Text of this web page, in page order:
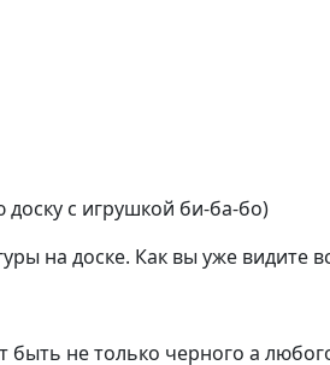
с игрушкой би-ба-бо)
на доске. Как вы уже видите
не только черного а